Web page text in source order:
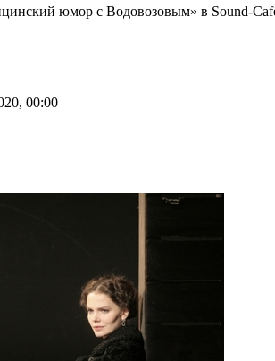
юмор с Водовозовым» в Sound-
00:00